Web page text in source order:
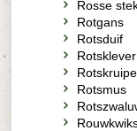
Rosse
Rotgans
Rotsduif
Rotsklever
Rotsmus